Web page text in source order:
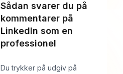
Sådan svarer du på
kommentarer på
LinkedIn som en
professionel
Du trykker på udgiv på